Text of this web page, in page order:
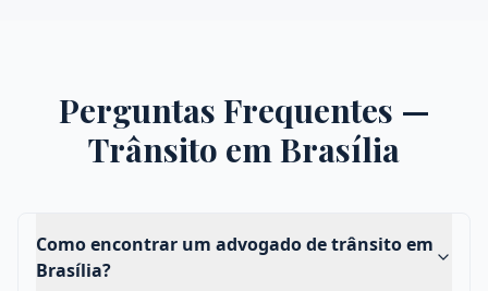
Perguntas Frequentes —
Trânsito emBrasília
Como encontrar um advogado de trânsito em
Brasília?